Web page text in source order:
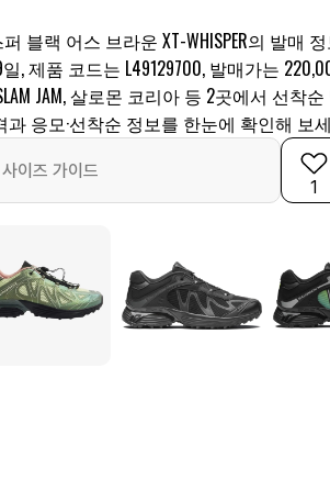
블랙 어스 브라운 XT-WHISPER의 발매
, 제품 코드는 L49129700, 발매가는
JAM, 살로몬 코리아 등 2곳에서 선착
응모·선착순 정보를 한눈에 확인해 보
사이즈 가이드
1